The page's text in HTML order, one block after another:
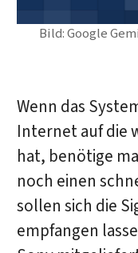
Bild: Google
Wenn das
Internet auf die
hat, benötige
noch einen
sollen sich die
empfangen